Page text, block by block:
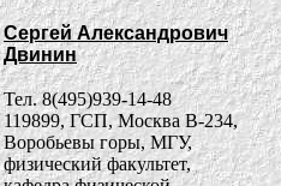
Сергей Александрович
Двинин
Тел. 8(495)939-14-48
119899, ГСП, Москва В-234,
Воробьевы горы, МГУ,
физический факультет,